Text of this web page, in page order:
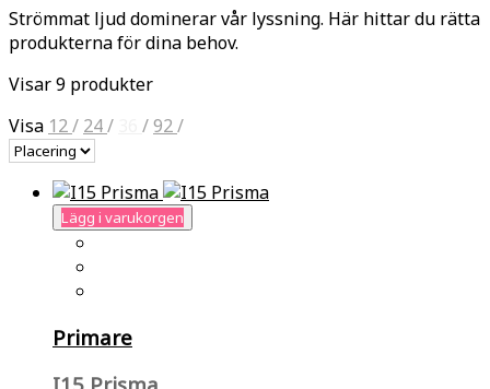
Strömmat ljud dominerar vår lyssning. Här hittar du rätta
produkterna för dina behov.
Visar 9 produkter
Visa 12/ 24/ /92/
Lägg i varukorgen
Primare